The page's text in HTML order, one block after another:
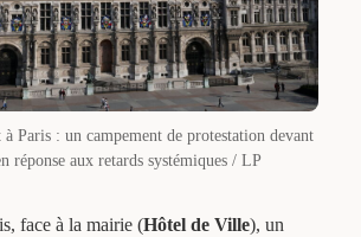
Paris : un campement de protestation devant
réponse aux retards systémiques / LP
face à la mairie (Hôtel de Ville), un